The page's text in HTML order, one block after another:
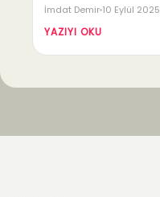
İmdat Demir 10 Eylül 2025
YAZIYI OKU